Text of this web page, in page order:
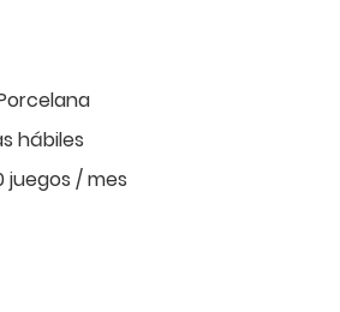
hábiles
juegos / mes